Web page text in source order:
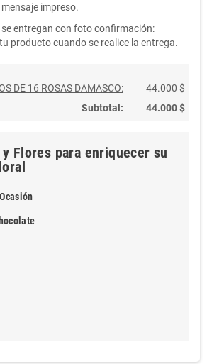
impreso.
entregan con foto confirmación:
producto cuando se realice la entrega.
DE 16 ROSAS DAMASCO:
44.000 $
Subtotal:
44.000 $
Flores para enriquecer su